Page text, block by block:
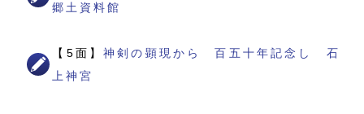
郷土資料館
【5面】神剣の顕現から 百五十年記念し 石
上神宮